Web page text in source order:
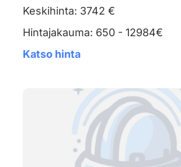
Keskihinta: 3742 €
Hintajakauma: 650 - 12984€
Katso hinta